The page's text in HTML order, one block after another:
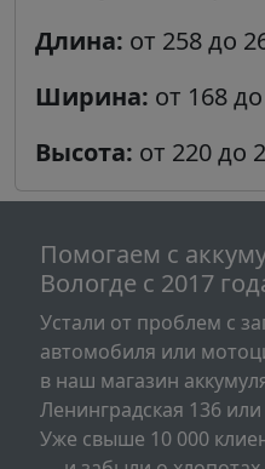
Длина: от 258 до
Ширина: от 168
Высота: от 220 до
Помогаем c
Вологде с 2017
Устали от проблем с
автомобиля или
в наш магазин
Ленинградская 136
Уже свыше 10 000